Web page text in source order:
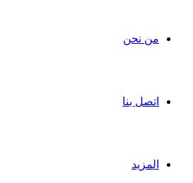
من نحن
اتصل بنا
المزيد